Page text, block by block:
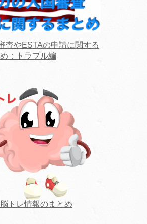
査やESTAの申請に関する
：トラブル編
トレ情報のまとめ